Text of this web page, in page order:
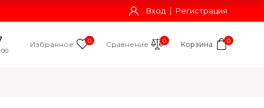
Вход | Регистрация
Избранное 0 Сравнение 0 Корзина 0